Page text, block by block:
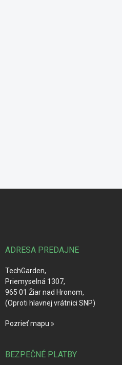
ADRESA PREDAJNE
TechGarden,
Priemyselná 1307,
965 01 Žiar nad Hronom,
(Oproti hlavnej vrátnici SNP)
Pozrieť mapu »
BEZPEČNÉ PLATBY